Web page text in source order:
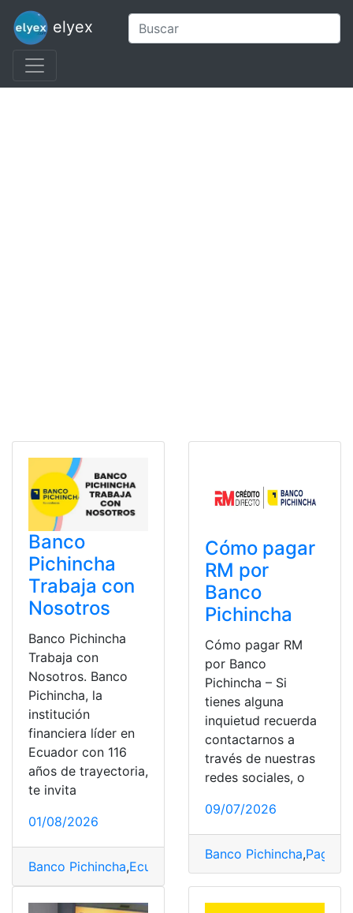
elyex
Banco
Pichincha
Trabaja con
Nosotros
Banco Pichincha
Trabaja con
Nosotros. Banco
Pichincha, la
institución
financiera líder en
Ecuador con 116
años de trayectoria,
te invita
01/08/2026
Banco Pichincha,Ecuador
Cómo pagar
RM por
Banco
Pichincha
Cómo pagar RM
por Banco
Pichincha – Si
tienes alguna
inquietud recuerda
contactarnos a
través de nuestras
redes sociales, o
09/07/2026
Banco Pichincha,Pagos